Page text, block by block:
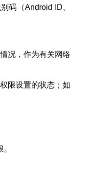
码（Android ID、
况，作为有关网络
限设置的状态；如